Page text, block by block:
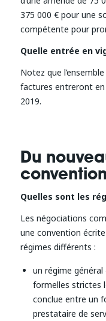
375 000 € pour une
compétente pour
Quelle entrée en
Notez que
factures entreront
2019.
Du
Quelles sont les
Les négociations
une convention
régimes différents :
un régime
formelles strictes
conclue entre un
prestataire de